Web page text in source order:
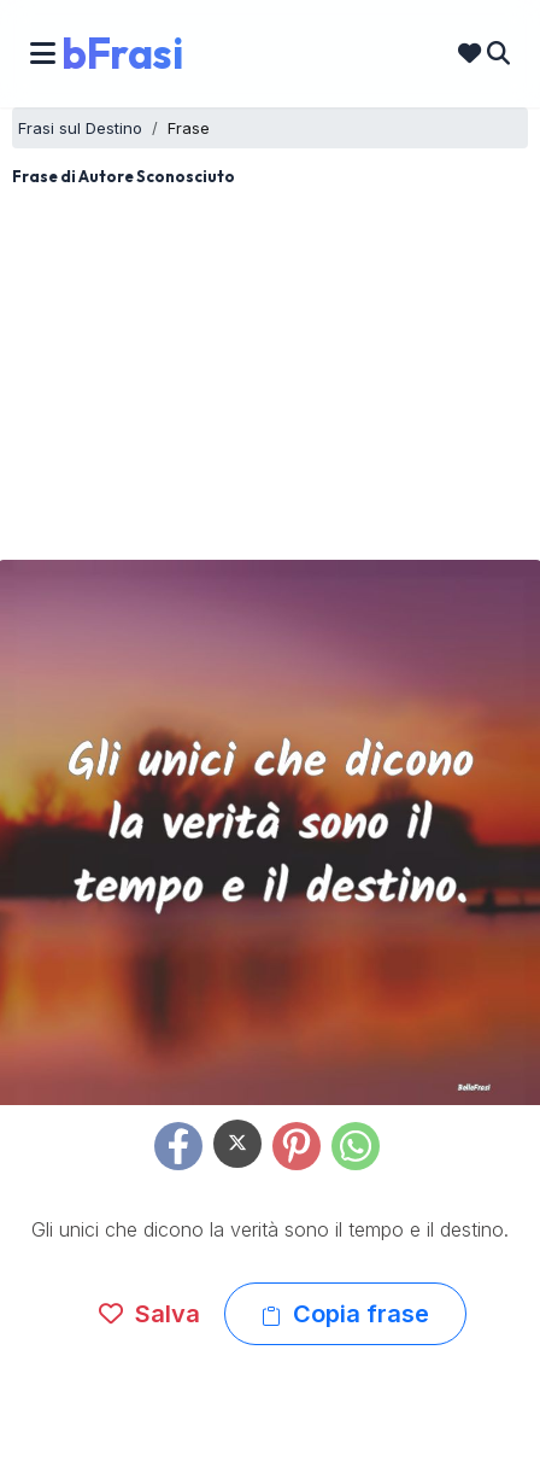
bFrasi
Frasi sul Destino Frase
Frase di Autore Sconosciuto
Gli unici che dicono la verità sono il tempo e il destino.
Salva Copia frase